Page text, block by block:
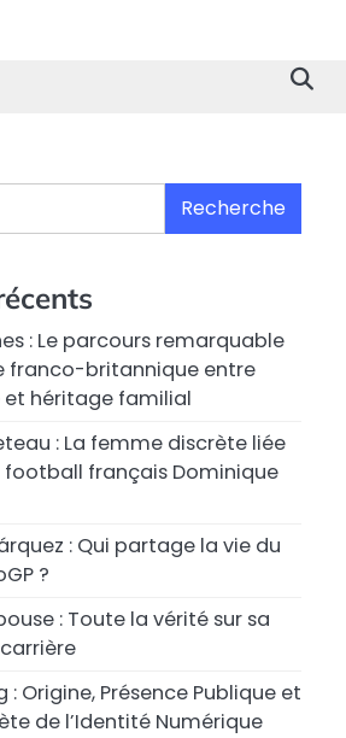
Recherche
: Le parcours remarquable
franco-britannique entre
et héritage familial
: La femme discrète liée
football français Dominique
: Qui partage la vie du
?
: Toute la vérité sur sa
: Origine, Présence Publique et
de l’Identité Numérique